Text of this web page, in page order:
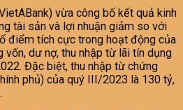
vừa công bố kết quả kinh
tài sản và lợi nhuận giảm so với
điểm tích cực trong hoạt động của
vốn, dư nợ, thu nhập từ lãi tín dụng
Đặc biệt, thu nhập từ chứng
phủ) của quý III/2023 là 130 tỷ,